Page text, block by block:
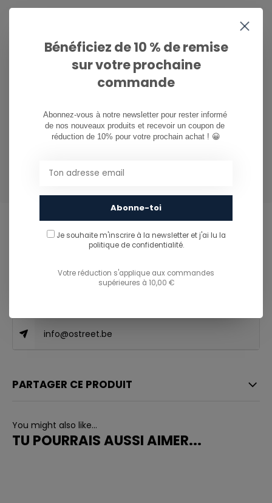
Large rib sur les poignets et l’ourlet pour plus de confort
Service à la clientèle:
info@ostreet.be
PARTAGER CE PRODUIT
You might also like...
TU POURRAIS AUSSI AIMER...
Bénéficiez de 10 % de remise
sur votre prochaine
commande
Abonnez-vous à notre newsletter pour rester informé
de nos nouveaux produits et recevoir un coupon de
réduction de 10% pour votre prochain achat ! 😀
Abonne-toi
Je souhaite m'inscrire à la newsletter et j'ai lu la
politique de confidentialité.
Votre réduction s'applique aux commandes
supérieures à 10,00 €